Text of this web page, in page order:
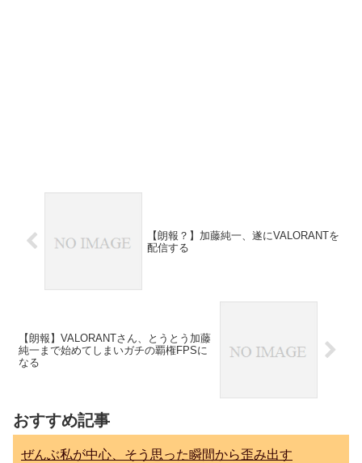
【朗報？】加藤純一、遂にVALORANTを
配信する
【朗報】VALORANTさん、とうとう加藤
純一まで始めてしまいガチの覇権FPSに
なる
おすすめ記事
ぜんぶ私が中心、そう思った瞬間から歪み出す